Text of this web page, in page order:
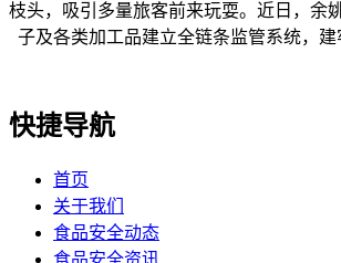
枝头，吸引多量旅客前来玩耍。近日，余
子及各类加工品建立全链条监管系统，建
快捷导航
首页
关于我们
食品安全动态